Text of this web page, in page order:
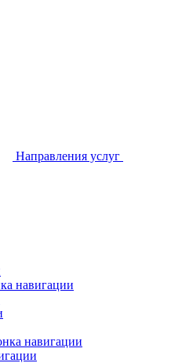
Направления услуг